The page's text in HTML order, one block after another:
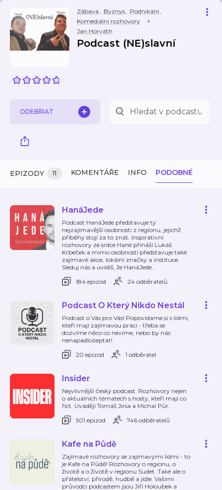
Zábava , Byznys, Podnikání,
Komediální rozhovory
Jan Horváth
Podcast (NE)slavní
ODEBÍRAT
EPIZODY 11 KOMENTÁŘE INFO PODOBNÉ
HanáJede
Podcast HanáJede představuje ty
nejzajímavější osobnosti z regionu, jejichž
příběhy stojí za to znát. Inspirativní
rozhovory ze srdce Hané přináší Lukáš
Krbeček a mimo osobností představuje také
zajímavé akce, lokální značky a instituce.
Sleduj nás a uvidíš, že HanáJede…
184 epizod
24 odběratelů
Podcast O Který Nikdo Nestál
Podcast o Vás pro Vás! Popovídame si s lidmi,
kteří mají zajímavou práci - třeba se
dozvíme něco co nevíme, nebo by nás
nenapadlozeptat!
20 epizod
1 odběratel
Insider
Nejvlivnější český podcast. Rozhovory nejen
o aktuálních tématech s hosty, kteří mají co
říct. Uvádějí Tomáš Jirsa a Michal Půr.
501 epizod
746 odběratelů
Kafe na Půdě
Zajímavé rozhovory se zajímavými lidmi - to
je Kafe na Půdě! Rozhovory o regionu, o
životě a o životě v regionu Sudet. Také ale o
přátelství, přírodě, hudbě a jídle. Vašimi
průvodci podcastem jsou Jiří Holoubek a